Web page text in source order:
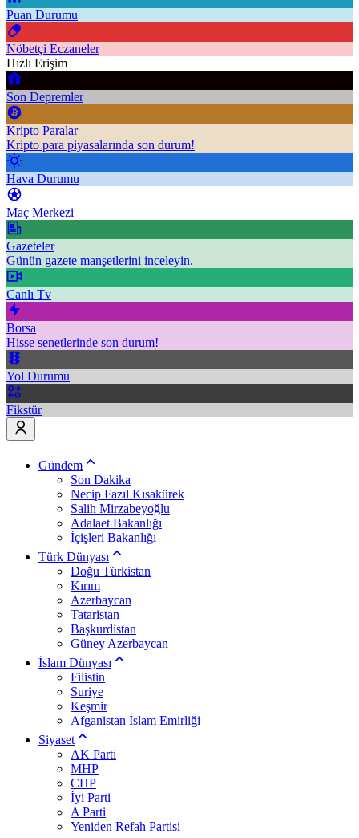
Puan Durumu
Nöbetçi Eczaneler
Hızlı Erişim
Son Depremler
Kripto Paralar
Kripto para piyasalarında son durum!
Hava Durumu
Maç Merkezi
Gazeteler
Günün gazete manşetlerini inceleyin.
Canlı Tv
Borsa
Hisse senetlerinde son durum!
Yol Durumu
Fikstür
Gündem
Son Dakika
Necip Fazıl Kısakürek
Salih Mirzabeyoğlu
Adalaet Bakanlığı
İçişleri Bakanlığı
Türk Dünyası
Doğu Türkistan
Kırım
Azerbaycan
Tataristan
Başkurdistan
Güney Azerbaycan
İslam Dünyası
Filistin
Suriye
Keşmir
Afganistan İslam Emirliği
Siyaset
AK Parti
MHP
CHP
İyi Parti
A Parti
Yeniden Refah Partisi